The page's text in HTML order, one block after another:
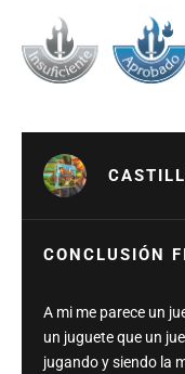
CONCLUSIÓN
A mi me parece un
un juguete que un
jugando y siendo la